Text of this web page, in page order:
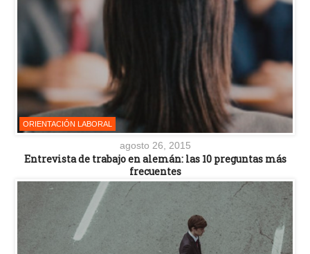
ORIENTACIÓN LABORAL
agosto 26, 2015
Entrevista de trabajo en alemán: las 10 preguntas más
frecuentes